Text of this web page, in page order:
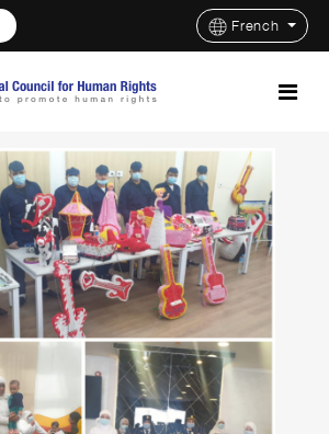
French